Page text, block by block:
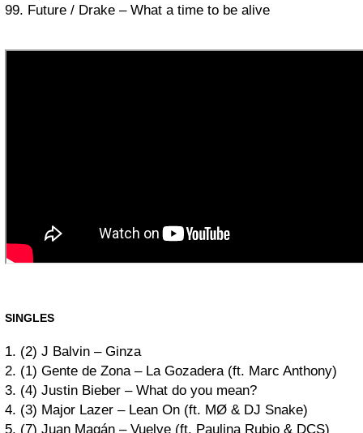
99. Future / Drake – What a time to be alive
SINGLES
1. (2) J Balvin – Ginza
2. (1) Gente de Zona – La Gozadera (ft. Marc Anthony)
3. (4) Justin Bieber – What do you mean?
4. (3) Major Lazer – Lean On (ft. MØ & DJ Snake)
5. (7) Juan Magán – Vuelve (ft. Paulina Rubio & DCS)